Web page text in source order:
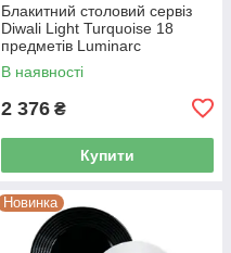
Блакитний столовий сервіз
Diwali Light Turquoise 18
предметів Luminarc
склокераміка P2963
В наявності
2 376 ₴
Купити
Новинка